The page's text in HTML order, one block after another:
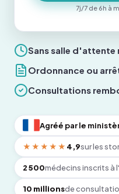
Sans salle d'attente
Ordonnance ou
Consultations
Agréé par le
★★★★★ 4,9sur les
2 500médecins inscrits à
10 millionsde
7j/7 de 6h à